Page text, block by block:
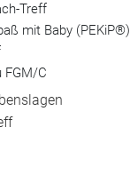
Treff
mit Baby (PEKiP®)
FGM/C